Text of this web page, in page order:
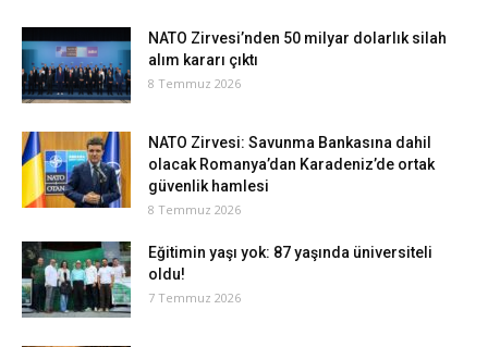
NATO Zirvesi’nden 50 milyar dolarlık silah
alım kararı çıktı
8 Temmuz 2026
NATO Zirvesi: Savunma Bankasına dahil
olacak Romanya’dan Karadeniz’de ortak
güvenlik hamlesi
8 Temmuz 2026
Eğitimin yaşı yok: 87 yaşında üniversiteli
oldu!
7 Temmuz 2026